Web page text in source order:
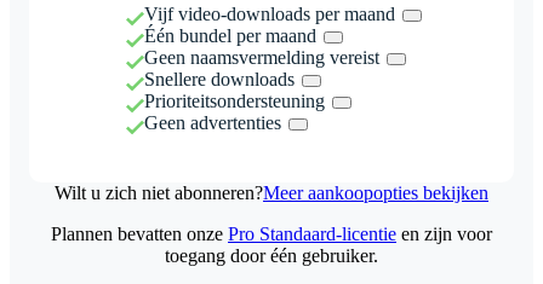
Vijf video-downloads per maand
Één bundel per maand
Geen naamsvermelding vereist
Snellere downloads
Prioriteitsondersteuning
Geen advertenties
Wilt u zich niet abonneren?Meer aankoopopties bekijken
Plannen bevatten onze Pro Standaard-licentie en zijn voor
toegang door één gebruiker.